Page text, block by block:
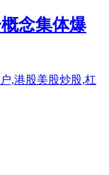
念集体爆